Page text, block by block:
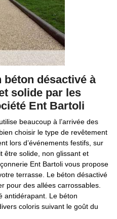
béton désactivé à
solide par les
Ent Bartoli
beaucoup à l’arrivée des
choisir le type de revêtement
lors d’événements festifs, sur
être solide, non glissant et
Ent Bartoli vous propose
terrasse. Le béton désactivé
pour des allées carrossables.
antidérapant. Le béton
coloris suivant le goût du